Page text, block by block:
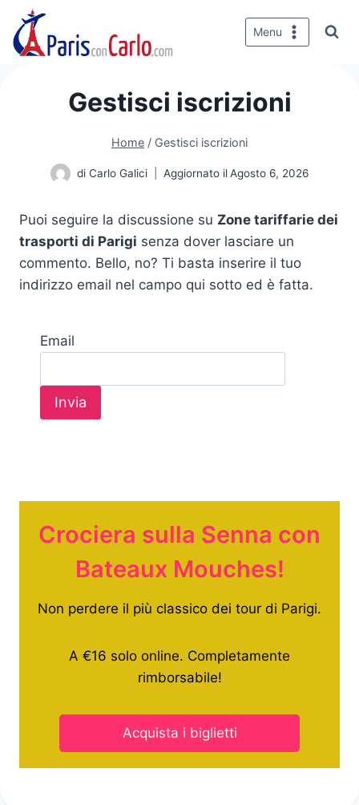
Salta
contenuto
Menu
Gestisci iscrizioni
Home / Gestisci iscrizioni
di Carlo Galici Aggiornato il Agosto 6, 2026
Puoi seguire la discussione su Zone tariffarie dei
trasporti di Parigi senza dover lasciare un
commento. Bello, no? Ti basta inserire il tuo
indirizzo email nel campo qui sotto ed è fatta.
Email
Crociera sulla Senna con
Bateaux Mouches!
Non perdere il più classico dei tour di Parigi.
A €16 solo online. Completamente
rimborsabile!
Acquista i biglietti